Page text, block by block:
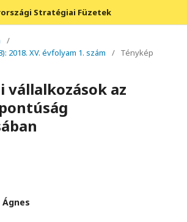
Stratégiai Füzetek
/
2018. XV. évfolyam 1. szám
/ Ténykép
vállalkozások az